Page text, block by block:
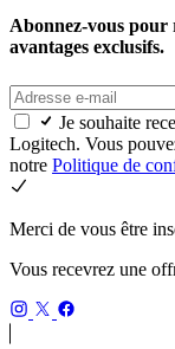
Abonnez-vous pour
avantages exclusifs.
Je souhaite
Logitech. Vous
notre Politique de
Merci de vous être
Vous recevrez une